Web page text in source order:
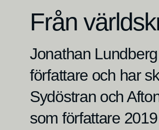
Från
Jonathan
författare och har
Sydöstran och
som författare